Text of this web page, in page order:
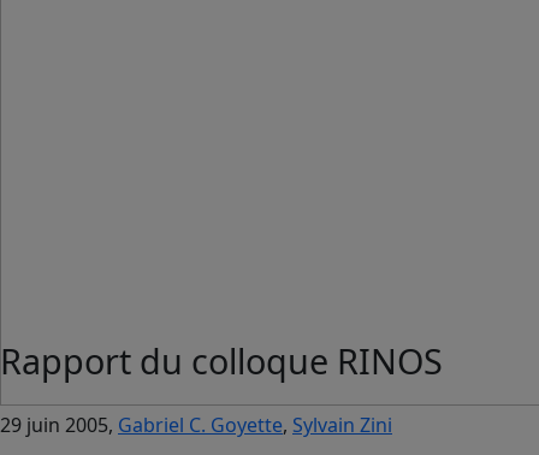
Rapport du colloque RINOS
29 juin 2005, Gabriel C. Goyette, Sylvain Zini